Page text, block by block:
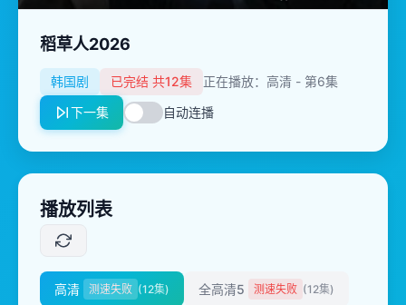
稻草人2026
韩国剧 已完结 共12集
正在播放：高清 - 第6集
下一集
自动连播
播放列表
高清 测速失败 (12集) 全高清5 测速失败 (12集)